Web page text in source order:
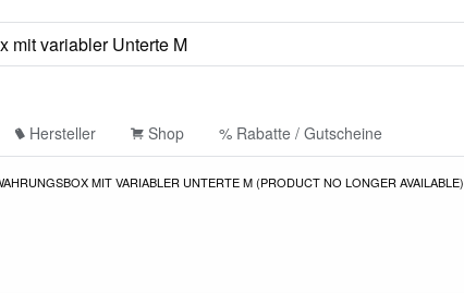
Hersteller Shop % Rabatte / Gutscheine
MIT VARIABLER UNTERTE M (PRODUCT NO LONGER AVAILABLE)